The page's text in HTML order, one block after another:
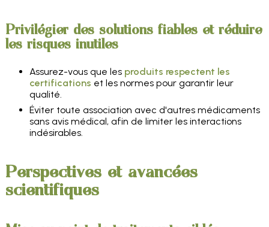
Privilégier des solutions fiables et réduire
les risques inutiles
Assurez-vous que les produits respectent les
certifications et les normes pour garantir leur
qualité.
Éviter toute association avec d'autres médicaments
sans avis médical, afin de limiter les interactions
indésirables.
Perspectives et avancées
scientifiques